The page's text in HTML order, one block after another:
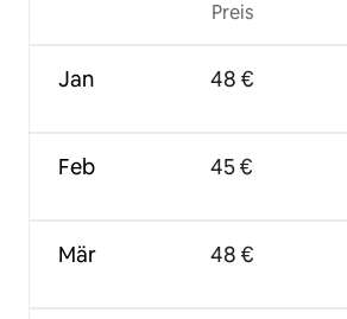
Jan
Feb
Mär
Preis
48 €
45 €
48 €